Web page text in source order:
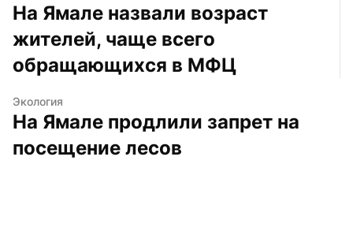
На Ямале назвали возраст
жителей, чаще всего
обращающихся в МФЦ
Экология
На Ямале продлили запрет на
посещение лесов